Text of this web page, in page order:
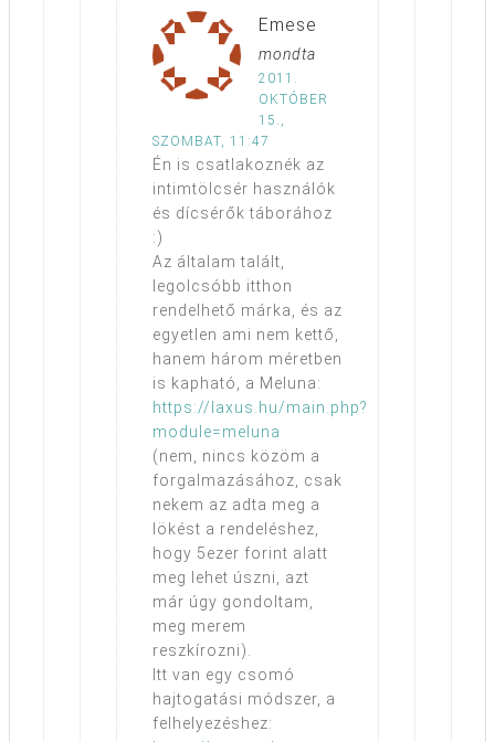
Emese
mondta
2011.
OKTÓBER
15.,
SZOMBAT, 11:47
Én is csatlakoznék az
intimtölcsér használók
és dícsérők táborához
:)
Az általam talált,
legolcsóbb itthon
rendelhető márka, és az
egyetlen ami nem kettő,
hanem három méretben
is kapható, a Meluna:
https://laxus.hu/main.php?
module=meluna
(nem, nincs közöm a
forgalmazásához, csak
nekem az adta meg a
lökést a rendeléshez,
hogy 5ezer forint alatt
meg lehet úszni, azt
már úgy gondoltam,
meg merem
reszkírozni).
Itt van egy csomó
hajtogatási módszer, a
felhelyezéshez: